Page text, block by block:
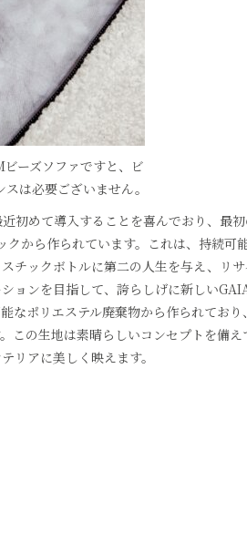
ーズソファですと、ビ
は必要ございません。
初めて導入することを喜んでおり、最
から作られています。これは、持続可
チックボトルに第二の人生を与え、リ
ョンを目指して、誇らしげに新しい
なポリエステル廃棄物から作られており
この生地は素晴らしいコンセプトを備
リアに美しく映えます。